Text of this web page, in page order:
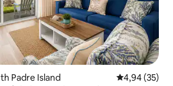
Padre Island 4,94 av 5 i
4,94 (35)